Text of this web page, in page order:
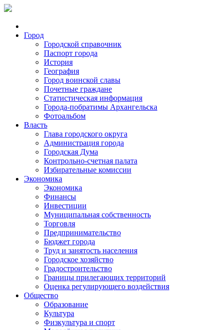
Город
Городской справочник
Паспорт города
История
География
Город воинской славы
Почетные граждане
Статистическая информация
Города-побратимы Архангельска
Фотоальбом
Власть
Глава городского округа
Администрация города
Городская Дума
Контрольно-счетная палата
Избирательные комиссии
Экономика
Экономика
Финансы
Инвестиции
Муниципальная собственность
Торговля
Предпринимательство
Бюджет города
Труд и занятость населения
Городское хозяйство
Градостроительство
Границы прилегающих территорий
Оценка регулирующего воздействия
Общество
Образование
Культура
Физкультура и спорт